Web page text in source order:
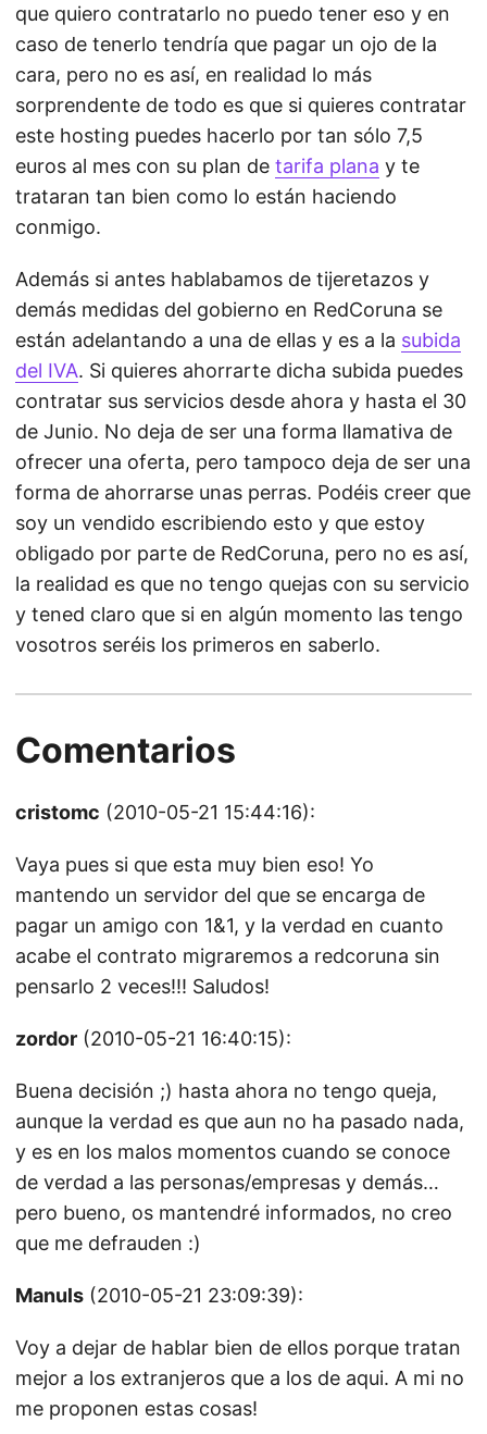
que quiero contratarlo no puedo tener eso y en
caso de tenerlo tendría que pagar un ojo de la
cara, pero no es así, en realidad lo más
sorprendente de todo es que si quieres contratar
este hosting puedes hacerlo por tan sólo 7,5
euros al mes con su plan de tarifa plana y te
trataran tan bien como lo están haciendo
conmigo.
Además si antes hablabamos de tijeretazos y
demás medidas del gobierno en RedCoruna se
están adelantando a una de ellas y es a la subida
del IVA. Si quieres ahorrarte dicha subida puedes
contratar sus servicios desde ahora y hasta el 30
de Junio. No deja de ser una forma llamativa de
ofrecer una oferta, pero tampoco deja de ser una
forma de ahorrarse unas perras. Podéis creer que
soy un vendido escribiendo esto y que estoy
obligado por parte de RedCoruna, pero no es así,
la realidad es que no tengo quejas con su servicio
y tened claro que si en algún momento las tengo
vosotros seréis los primeros en saberlo.
Comentarios
cristomc (2010-05-21 15:44:16):
Vaya pues si que esta muy bien eso! Yo
mantendo un servidor del que se encarga de
pagar un amigo con 1&1, y la verdad en cuanto
acabe el contrato migraremos a redcoruna sin
pensarlo 2 veces!!! Saludos!
zordor (2010-05-21 16:40:15):
Buena decisión ;) hasta ahora no tengo queja,
aunque la verdad es que aun no ha pasado nada,
y es en los malos momentos cuando se conoce
de verdad a las personas/empresas y demás…
pero bueno, os mantendré informados, no creo
que me defrauden :)
Manuls (2010-05-21 23:09:39):
Voy a dejar de hablar bien de ellos porque tratan
mejor a los extranjeros que a los de aqui. A mi no
me proponen estas cosas!